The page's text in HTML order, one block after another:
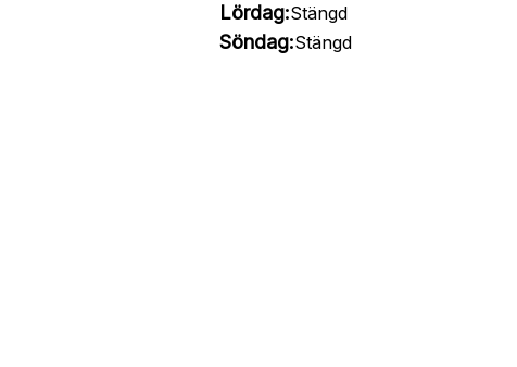
Lördag:Stängd
Söndag:Stängd